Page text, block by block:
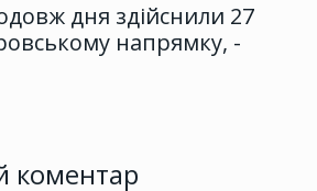
дня здійснили 27
напрямку, -
коментар